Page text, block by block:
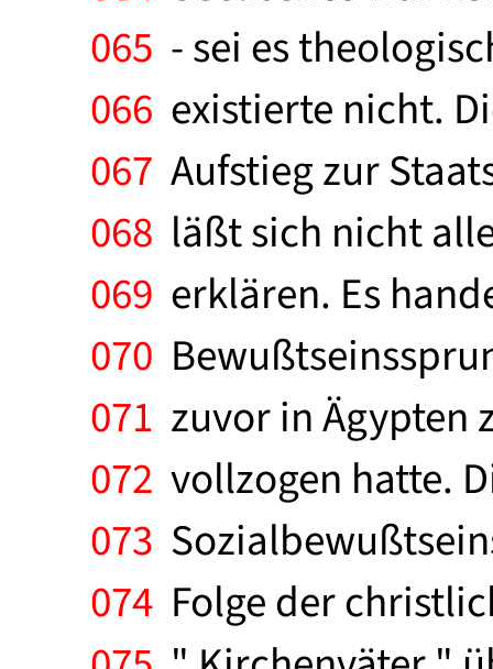
065 - sei es
066 existierte nicht.
067 Aufstieg zur
068 läßt sich nicht
069 erklären. Es
070
071 zuvor in Ägypten
072 vollzogen hatte.
073
074 Folge der